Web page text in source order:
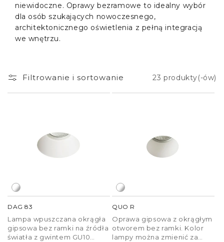
niewidoczne. Oprawy bezramowe to idealny wybór
dla osób szukających nowoczesnego,
architektonicznego oświetlenia z pełną integracją
we wnętrzu.
Filtrowanie i sortowanie 23 produkty(-ów)
DAG 83
Lampa wpuszczana okrągła
gipsowa bez ramki na źródła
światła z gwintem GU10
QUO R
Oprawa gipsowa z okrągłym
otworem bez ramki. Kolor
lampy można zmienić za